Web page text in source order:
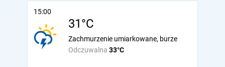
15:00
31°C
Odczuwalna 33°C
Zachmurzenie umiarkowane, burze